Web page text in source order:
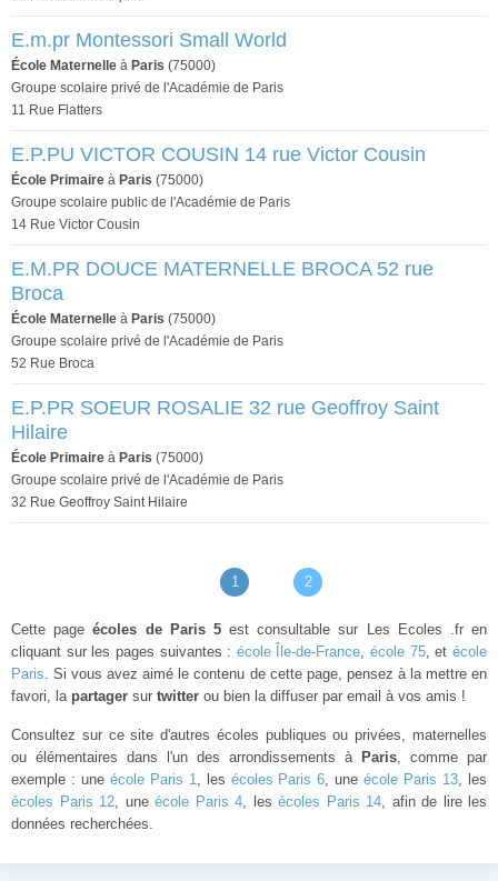
E.m.pr Montessori Small World
École Maternelle à Paris (75000)
Groupe scolaire privé de l'Académie de Paris
11 Rue Flatters
E.P.PU VICTOR COUSIN 14 rue Victor Cousin
École Primaire à Paris (75000)
Groupe scolaire public de l'Académie de Paris
14 Rue Victor Cousin
E.M.PR DOUCE MATERNELLE BROCA 52 rue
Broca
École Maternelle à Paris (75000)
Groupe scolaire privé de l'Académie de Paris
52 Rue Broca
E.P.PR SOEUR ROSALIE 32 rue Geoffroy Saint
Hilaire
École Primaire à Paris (75000)
Groupe scolaire privé de l'Académie de Paris
32 Rue Geoffroy Saint Hilaire
1 2
Cette pageécoles de Paris 5est consultable sur Les Ecoles .fr en
cliquant sur les pages suivantes : école Île-de-France,école 75, etécole
Paris. Si vous avez aimé le contenu de cette page, pensez à la mettre en
favori, la partager sur twitter ou bien la diffuser par email à vos amis !
Consultez sur ce site d'autres écoles publiques ou privées, maternelles
ou élémentaires dans l'un des arrondissements à Paris, comme par
exemple : une école Paris 1, les écoles Paris 6, uneécole Paris 13, les
écoles Paris 12, une école Paris 4, les écoles Paris 14, afin de lire les
données recherchées.